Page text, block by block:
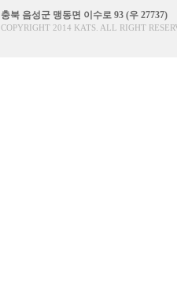
충북 음성군 맹동면 이수로 93 (우 27737)
COPYRIGHT 2014 KATS. ALL RIGHT